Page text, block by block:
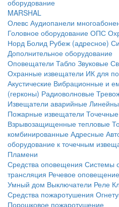
оборудование
MARSHAL
Олевс Аудиопанели
Головное оборудование ОПС
Норд Болид Рубеж (адресное)
Дополнительное оборудование
Оповещатели Табло Звуковые
Охранные извещатели ИК для
Акустические Вибрационные и
(герконы) Радиоволновые
Извещатели аварийные
Пожарные извещатели
Взрывозащищенные тепловые
комбинированные Адресные
оборудование к точечным
Пламени
Средства оповещения Системы
трансляция Речевое
Умный дом Выключатели Реле
Средства пожаротушения
Порошковое пожаротушение